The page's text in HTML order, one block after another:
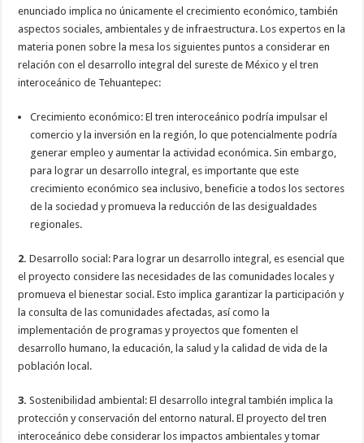
enunciado implica no únicamente el crecimiento económico, también
aspectos sociales, ambientales y de infraestructura. Los expertos en la
materia ponen sobre la mesa los siguientes puntos a considerar en
relación con el desarrollo integral del sureste de México y el tren
interoceánico de Tehuantepec:
Crecimiento económico: El tren interoceánico podría impulsar el
comercio y la inversión en la región, lo que potencialmente podría
generar empleo y aumentar la actividad económica. Sin embargo,
para lograr un desarrollo integral, es importante que este
crecimiento económico sea inclusivo, beneficie a todos los sectores
de la sociedad y promueva la reducción de las desigualdades
regionales.
2. Desarrollo social: Para lograr un desarrollo integral, es esencial que
el proyecto considere las necesidades de las comunidades locales y
promueva el bienestar social. Esto implica garantizar la participación y
la consulta de las comunidades afectadas, así como la
implementación de programas y proyectos que fomenten el
desarrollo humano, la educación, la salud y la calidad de vida de la
población local.
3. Sostenibilidad ambiental: El desarrollo integral también implica la
protección y conservación del entorno natural. El proyecto del tren
interoceánico debe considerar los impactos ambientales y tomar